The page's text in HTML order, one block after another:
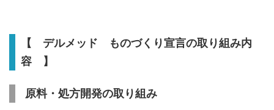
【 デルメッド ものづくり宣言の取り組み内
容 】
原料・処方開発の取り組み